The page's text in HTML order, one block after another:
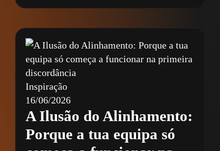
Inspiração
16/06/2026
A Ilusão do Alinhamento:
Porque a tua equipa só